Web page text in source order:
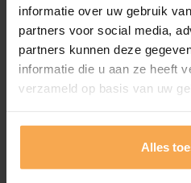
informatie over uw gebruik
partners voor social media,
partners kunnen deze
informatie die u aan ze heeft
verzameld op basis van uw
Alles
met oog voor detail en een
Duurzaam
geven we advies over het
optimaal resultaat.